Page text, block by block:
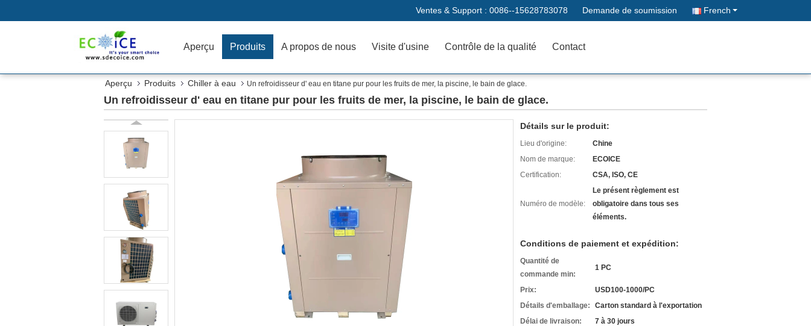
Ventes & Support : 0086--15628783078 Demande de soumission French
Aperçu Produits A propos de nous Visite d'usine Contrôle de la qualité Contact
Aperçu Produits Chiller à eau Un refroidisseur d' eau en titane pur pour les fruits de mer, la piscine, le bain de glace.
Un refroidisseur d' eau en titane pur pour les fruits de mer, la piscine, le bain de glace.
Détails sur le produit:
Lieu d'origine:
Chine
Nom de marque:
ECOICE
Certification:
CSA, ISO, CE
Numéro de modèle:
Le présent règlement est
obligatoire dans tous ses
éléments.
Conditions de paiement et expédition:
Quantité de
commande min:
1 PC
Prix:
USD100-1000/PC
Détails d'emballage:
Carton standard à l'exportation
Délai de livraison:
7 à 30 jours